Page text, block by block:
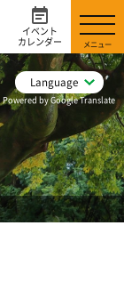
Language
Powered by Google Translate
イベント
カレンダー
メニュー